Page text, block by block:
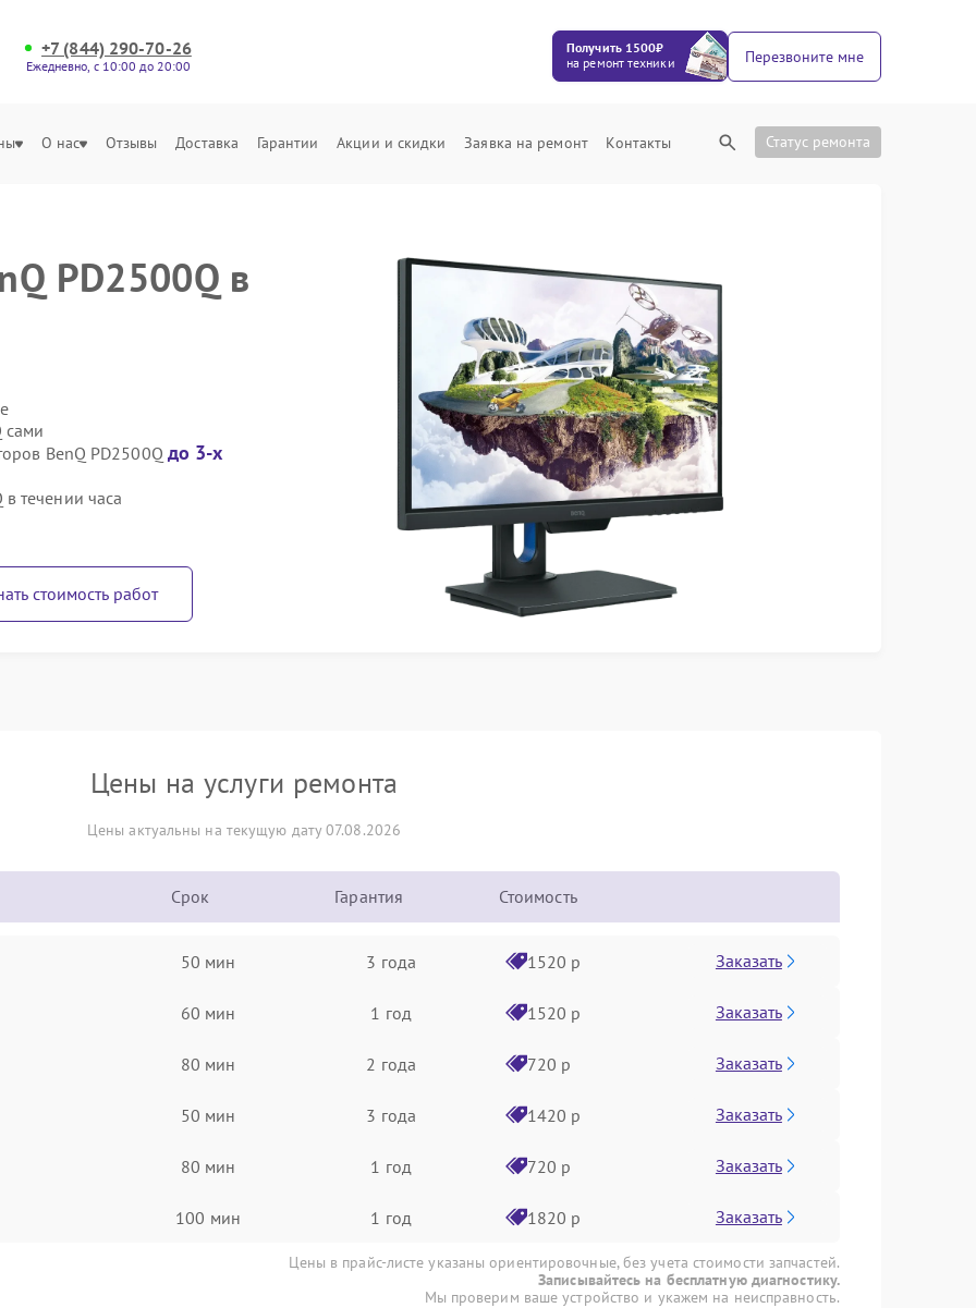
+7 (844) 290-70-26
Ежедневно, с 10:00 до 20:00
Получить 1500₽
на ремонт техники
Перезвоните мне
О нас Отзывы Доставка Гарантии Акции и скидки Заявка на ремонт Контакты Статус ремонта
PD2500Q в
сами
BenQ PD2500Q до 3-х
течении часа
стоимость работ
Цены на услуги ремонта
Цены актуальны на текущую дату 07.08.2026
Срок Гарантия Стоимость
50 мин 3 года 1520 р Заказать
60 мин 1 год 1520 р Заказать
80 мин 2 года 720 р Заказать
50 мин 3 года 1420 р Заказать
80 мин 1 год 720 р Заказать
100 мин 1 год 1820 р Заказать
Цены в прайс-листе указаны ориентировочные, без учета стоимости запчастей.
Записывайтесь на бесплатную диагностику.
Мы проверим ваше устройство и укажем на неисправность.